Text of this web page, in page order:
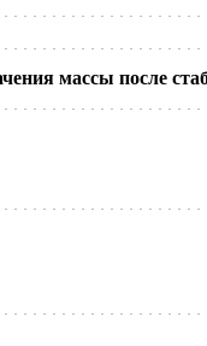
массы после